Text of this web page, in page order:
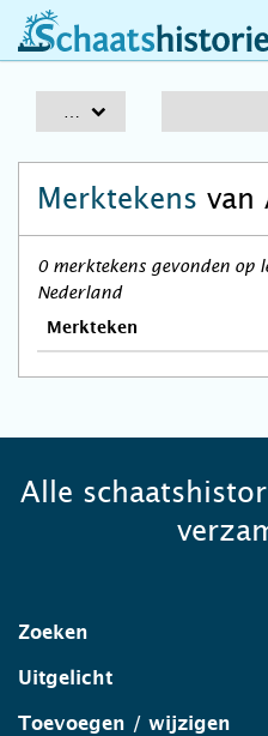
schaatshistorie.nl
Merktekens van
0 merktekens gevonden op
Nederland
Merkteken
Alle
Zoeken
Uitgelicht
Toevoegen / wijzigen